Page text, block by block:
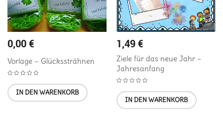
0,00€
Vorlage – Glückssträhnen
IN DEN WARENKORB
1,49€
Ziele für das neue Jahr –
Jahresanfang
IN DEN WARENKORB